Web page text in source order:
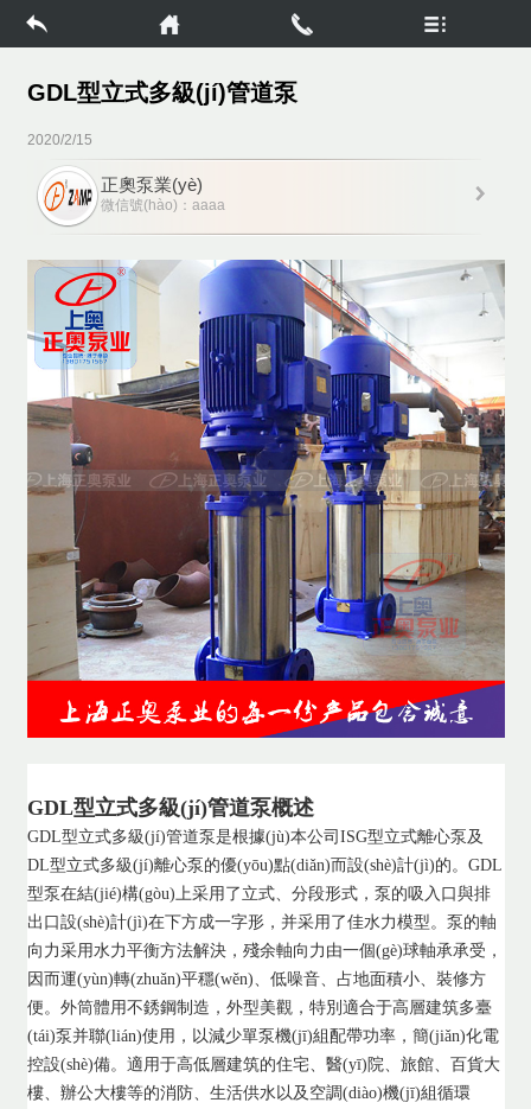
GDL型立式多級(jí)管道泵
2020/2/15
正奧泵業(yè)
微信號(hào)：aaaa
GDL型立式多級(jí)管道泵概述
GDL型立式多級(jí)管道泵是根據(jù)本公司ISG型立式離心泵及
DL型立式多級(jí)離心泵的優(yōu)點(diǎn)而設(shè)計(jì)的。GDL
型泵在結(jié)構(gòu)上采用了立式、分段形式，泵的吸入口與排
出口設(shè)計(jì)在下方成一字形，并采用了佳水力模型。泵的軸
向力采用水力平衡方法解決，殘余軸向力由一個(gè)球軸承承受，
因而運(yùn)轉(zhuǎn)平穩(wěn)、低噪音、占地面積小、裝修方
便。外筒體用不銹鋼制造，外型美觀，特別適合于高層建筑多臺
(tái)泵并聯(lián)使用，以減少單泵機(jī)組配帶功率，簡(jiǎn)化電
控設(shè)備。適用于高低層建筑的住宅、醫(yī)院、旅館、百貨大
樓、辦公大樓等的消防、生活供水以及空調(diào)機(jī)組循環